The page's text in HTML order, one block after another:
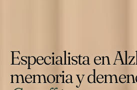
Especialista en
memoria y